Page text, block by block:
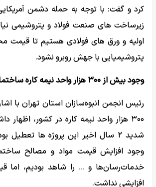
کرد و گفت: با توجه به حمله دشمن
زیرساخت های صنعت فولاد و پتروشیمی
اولیه و ورق های فولادی هستیم تا قیمت
پتروشیمیایی با جهش روبرو نشود.
وجود بیش از ۳۰۰ هزار واحد نیمه کاره ساختمانی در کشور
رئیس انجمن انبوه‌سازان استان تهران با
۳۰۰ هزار واحد نیمه کاره در کشور، اظهار
شدید ۲ سال اخیر این پروژه ها تعطیل
وجود افزایش قیمت مواد و مصالح
خدمات‌رسان‌ها و ... را شاهد بودیم،
افزایشی نداشت.